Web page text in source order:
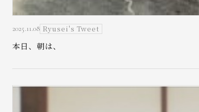
2025.11.08 Ryusei's Tweet
本日、朝は、